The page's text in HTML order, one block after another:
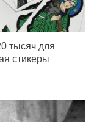
тысяч для
стикеры